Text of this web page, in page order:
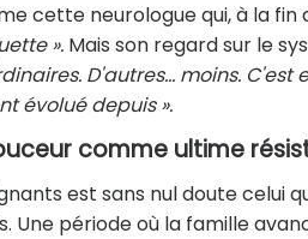
cette neurologue qui, à la fin
». Mais son regard sur le
D'autres… moins.
évolué depuis ».
comme ultime
est sans nul doute celui
Une période où la famille